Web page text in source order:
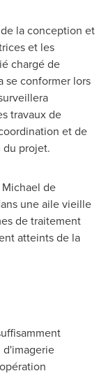
la conception et
et les
chargé de
se conformer lors
travaux de
et de
projet.
de
une aile vieille
de traitement
atteints de la
d'imagerie